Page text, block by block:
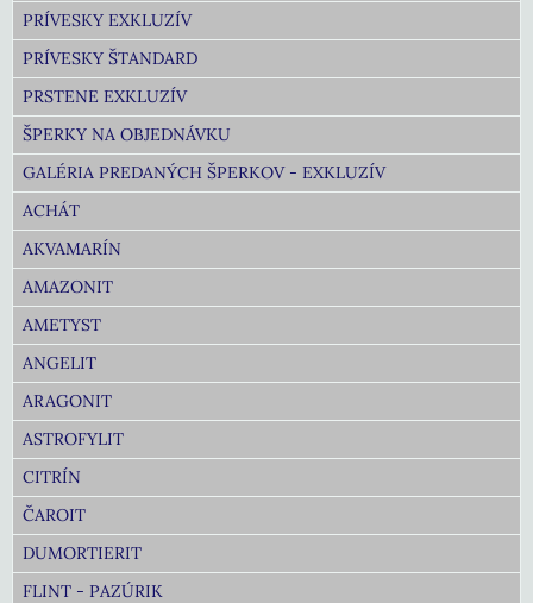
PRÍVESKY EXKLUZÍV
PRÍVESKY ŠTANDARD
PRSTENE EXKLUZÍV
ŠPERKY NA OBJEDNÁVKU
GALÉRIA PREDANÝCH ŠPERKOV - EXKLUZÍV
ACHÁT
AKVAMARÍN
AMAZONIT
AMETYST
ANGELIT
ARAGONIT
ASTROFYLIT
CITRÍN
ČAROIT
DUMORTIERIT
FLINT - PAZÚRIK